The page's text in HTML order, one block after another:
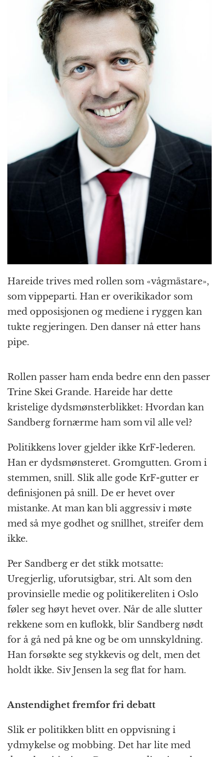
Hareide trives med rollen som «vågmästare»,
som vippeparti. Han er overikikador som
med opposisjonen og mediene i ryggen kan
tukte regjeringen. Den danser nå etter hans
pipe.
Rollen passer ham enda bedre enn den passer
Trine Skei Grande. Hareide har dette
kristelige dydsmønsterblikket: Hvordan kan
Sandberg fornærme ham som vil alle vel?
Politikkens lover gjelder ikke KrF-lederen.
Han er dydsmønsteret. Gromgutten. Grom i
stemmen, snill. Slik alle gode KrF-gutter er
definisjonen på snill. De er hevet over
mistanke. At man kan bli aggressiv i møte
med så mye godhet og snillhet, streifer dem
ikke.
Per Sandberg er det stikk motsatte:
Uregjerlig, uforutsigbar, stri. Alt som den
provinsielle medie og politikereliten i Oslo
føler seg høyt hevet over. Når de alle slutter
rekkene som en kuflokk, blir Sandberg nødt
for å gå ned på kne og be om unnskyldning.
Han forsøkte seg stykkevis og delt, men det
holdt ikke. Siv Jensen la seg flat for ham.
Anstendighet fremfor fri debatt
Slik er politikken blitt en oppvisning i
ydmykelse og mobbing. Det har lite med